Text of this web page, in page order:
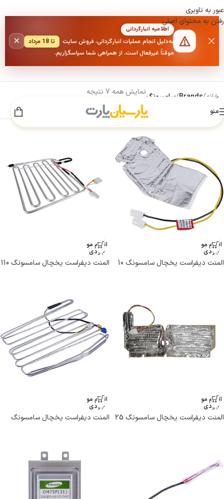
عبور به ناوبری
رفتن به محتوای اصلی
اطلاعیه انبارگردانی
به‌دلیل انجام عملیات انبارگردانی، فروش سایت
تا 18 مرداد
موقتاً غیرفعال است. از همراهی شما سپاسگزاریم.
×
منو
خانه/
Brands
/سامسونگنمایش همه 7 نتیجه
نمایش
24 فیلترها
اتمام مو
جودی
المنت دیفراست یخچال سامسونگ 10
اتمام مو
جودی
المنت دیفراست یخچال سامسونگ 110
اتمام مو
جودی
المنت دیفراست یخچال سامسونگ 25
اتمام مو
جودی
المنت دیفراست یخچال سامسونگ